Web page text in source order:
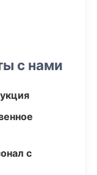
с нами
с